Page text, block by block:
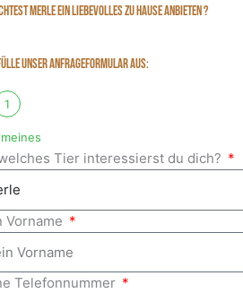
MERLE EIN LIEBEVOLLES ZU HAUSE ANBIETEN ?
UNSER ANFRAGEFORMULAR AUS:
1
Tier interessierst du dich?
Vorname
Telefonnummer